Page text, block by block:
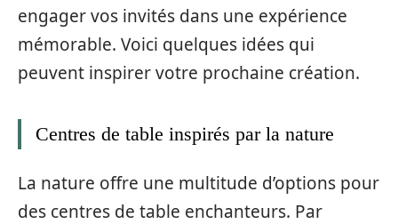
engager vos invités dans une expérience
mémorable. Voici quelques idées qui
peuvent inspirer votre prochaine création.
Centres de table inspirés par la nature
La nature offre une multitude d’options pour
des centres de table enchanteurs. Par